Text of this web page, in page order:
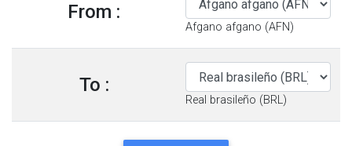
From :
Afgano afgano (AFN)
To :
Real brasileño (BRL)